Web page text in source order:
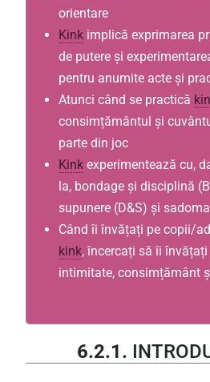
orientare
Kink implică exprimarea
de putere și
pentru anumite acte și
Atunci când se practică
consimțământul și
parte din joc
Kink experimentează cu,
la, bondage și disciplină
supunere (D&S) și
Când îi învățați pe copii/
kink, încercați să îi
intimitate, consimțământ
6.2.1.